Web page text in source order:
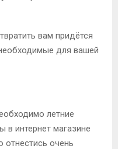
вам придётся
для вашей
летние
в интернет магазине
очень